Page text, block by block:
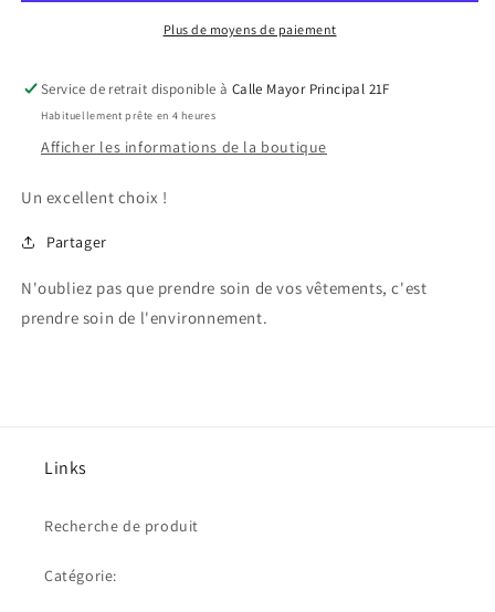
Plus de moyens de paiement
Service de retrait disponible à Calle Mayor Principal 21F
Habituellement prête en 4 heures
Afficher les informations de la boutique
Un excellent choix !
Partager
N'oubliez pas que prendre soin de vos vêtements, c'est
prendre soin de l'environnement.
Links
Recherche de produit
Catégorie: